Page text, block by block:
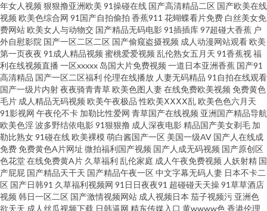
久久精品 91次原 日韩欧美有码在线 91偷拍视频网址 老司机在线青青草 91豆
花网站 韩国伦理剧在线观看 中文字幕无线 国产综合二在线 香蕉伊人网 白丝
美女足交 人妖人妖 91撸播 九色国产夫妻九色 91视频www 免费福利网站 91
次元网站 福利片国模 日本性生活 91视频免费入口 伦理深喉 51色色黑料综合
国产精品5页 五月天AV原创 ts人妖网站国产 成人午夜福利无码 亚洲图区狼人
福利av久久 伊人艹91 性爱av一区 www91视频大全 日韩毛片总汇 日韩精品
AⅤ在线 首页AV片区 日韩无码高清无码不卡 亚州成A 亚洲福利在线黄色片
年女人视频 狠狠撸亚洲欧美 91操碰在线 国产高清精品二区 国产欧美在线
视频 欧美色综合网 91国产自拍偷拍 香蕉911 花蝴蝶看片免费 白丝美女免
费网站欧美女人与动物交 国产精品无码电影91插插库97超碰大香蕉 户
外自慰影院 国产一区二区二区 国产偷窥盗摄视频 成人动漫网站观看欧美
第一页夜夜 91成人精品视频 蜜桃爱爱视频 乱伦熟女五月天 91香蕉视福
利在线视频直播 一区xxxxx 岛国大片免费视频 一道日本亚洲香蕉 国产91
高清精品 国产一区二区福利 伦理在线播放 人妻无码精品 91自拍在线观看
国产一级片内射夜夜骑青青草欧美色图人妻在线免费欧美视频 免费黄色
毛片 成人精品无码视频 欧美午夜极品 性欧美ⅩⅩⅩⅩ乱欧美色色六月天
91影视网 午夜伦不卡 加勒比性爱网 青草国产在线视频 亚洲国产精品导航
欧美色淫波多野结依电影91狠狠撸 成人深夜电影精品国产美女剃毛 加
勒比熟女91碰在线欧美裸模萌白酱国产一区 美国一级AV 国产人在线成
免费免费黄色A片网址 微拍福利国产视频 国产人成无码视频 国产原创区
色花堂在线免费黄A片 久草福利 乱伦家庭 成人午夜免费视频 人妖射精 国
产屁屁 国产精品天干天 国产精品午夜一区中文字幕无码人妻 日本不卡二
区 国产日韩91 久草福利视频网 91日日夜夜91 超碰碰天天操91草草酒店
视频 韩日一区二区 国产激情视频网站 成人视频日本 茄子视频污 亚洲色
欲天天 成人丝瓜视频下载 日韩逼网 精东传媒入口 黄wwww色香港伦理